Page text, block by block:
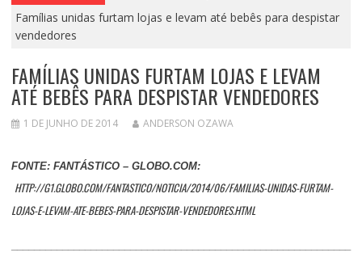
Famílias unidas furtam lojas e levam até bebês para despistar
vendedores
FAMÍLIAS UNIDAS FURTAM LOJAS E LEVAM
ATÉ BEBÊS PARA DESPISTAR VENDEDORES
1 DE JUNHO DE 2014 ANDERSON OZAWA
FONTE: FANTÁSTICO – GLOBO.COM:
HTTP://G1.GLOBO.COM/FANTASTICO/NOTICIA/2014/06/FAMILIAS-UNIDAS-FURTAM-
LOJAS-E-LEVAM-ATE-BEBES-PARA-DESPISTAR-VENDEDORES.HTML